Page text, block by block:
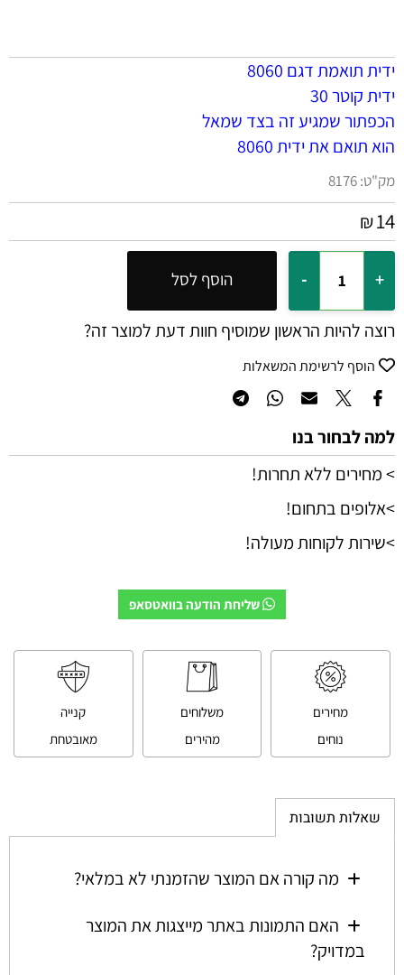
ידית תואמת דגם 8060
ידית קוטר 30
הכפתור שמגיע זה בצד שמאל
הוא תואם את ידית 8060
מק"ט:8176
₪14
הוסף לסל
רוצה להיות הראשון שמוסיף חוות דעת למוצר זה?
הוסף לרשימת המשאלות
למה לבחור בנו
> מחירים ללא תחרות!
>אלופים בתחום!
>שירות לקוחות מעולה!
שליחת הודעה בוואטסאפ
מחירים
נוחים
משלוחים
מהירים
קנייה
מאובטחת
שאלות תשובות
מה קורה אם המוצר שהזמנתי לא במלאי?
האם התמונות באתר מייצגות את המוצר
במדויק?